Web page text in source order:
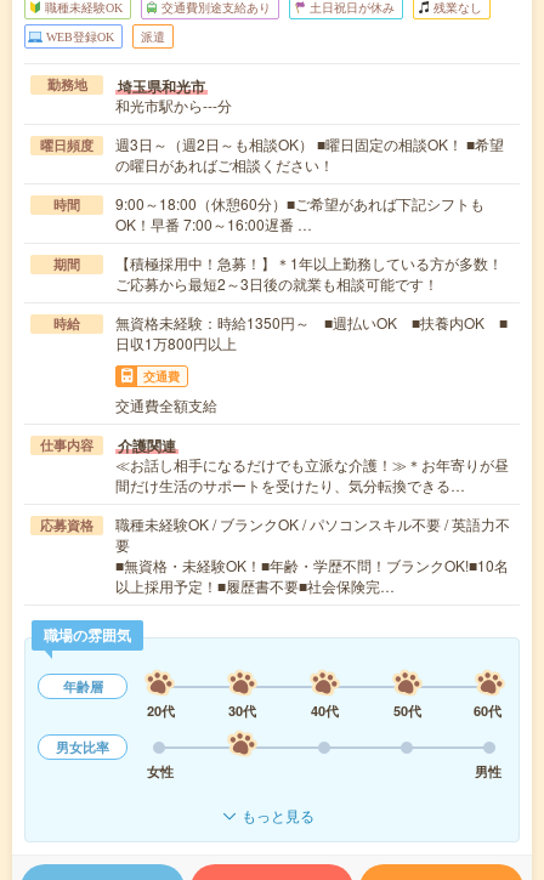
職種未経験OK 交通費別途支給あり 土日祝日が休み 残業なし
WEB登録OK 派遣
勤務地 埼玉県和光市
和光市駅から---分
曜日頻度
週3日～（週2日～も相談OK） ■曜日固定の相談OK！ ■希望
の曜日があればご相談ください！
時間
9:00～18:00（休憩60分）■ご希望があれば下記シフトも
OK！早番 7:00～16:00遅番 …
期間
【積極採用中！急募！】＊1年以上勤務している方が多数！
ご応募から最短2～3日後の就業も相談可能です！
時給
無資格未経験：時給1350円～ ■週払いOK ■扶養内OK ■
日収1万800円以上
交通費
交通費全額支給
仕事内容 介護関連
≪お話し相手になるだけでも立派な介護！≫＊お年寄りが昼
間だけ生活のサポートを受けたり、気分転換できる…
応募資格
職種未経験OK / ブランクOK / パソコンスキル不要 / 英語力不
要
■無資格・未経験OK！■年齢・学歴不問！ブランクOK!■10名
以上採用予定！■履歴書不要■社会保険完…
職場の雰囲気
年齢層
20代
30代 40代 50代
60代
男女比率
女性
男性
もっと見る